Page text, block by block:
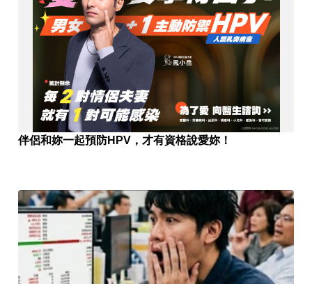
伴侶和妳一起預防HPV，才有資格說愛妳！